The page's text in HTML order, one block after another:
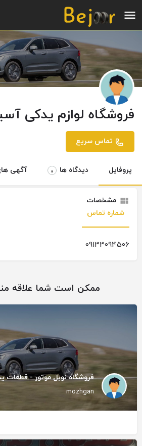
فروشگاه لوازم یدکی
تماس سریع
پروفایل دیدگاه ها 0 آگهی
مشخصات
شماره تماس
09133094506
ممکن است شما علاقه
فروشگاه نوبل موتور - قطعات
mozhgan